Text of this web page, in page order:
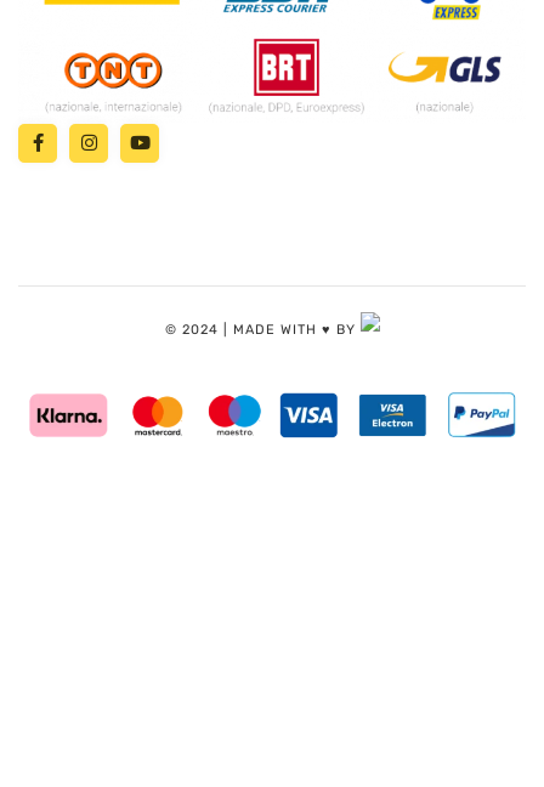
© 2024 | MADE WITH ♥️ BY